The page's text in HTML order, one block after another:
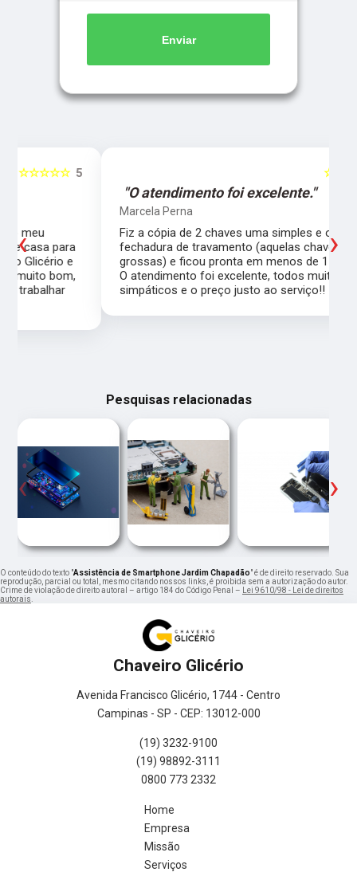
Enviar
"O atendimento foi excelente."
Fiz a cópia de 2 chaves uma simples e outra pra
fechadura de travamento (aquelas chaves
grossas) e ficou pronta em menos de 15 minutos.
O atendimento foi excelente, todos muito
simpáticos e o preço justo ao serviço!!
‹ ›
Pesquisas relacionadas
‹ ›
O conteúdo do texto "Assistência de Smartphone Jardim Chapadão" é de direito reservado. Sua
reprodução, parcial ou total, mesmo citando nossos links, é proibida sem a autorização do autor.
Crime de violação de direito autoral – artigo 184 do Código Penal –
Lei 9610/98 - Lei de direitos
autorais
Chaveiro Glicério
Avenida Francisco Glicério, 1744 - Centro
Campinas - SP - CEP: 13012-000
(19) 3232-9100
(19) 98892-3111
0800 773 2332
Home
Empresa
Missão
Serviços